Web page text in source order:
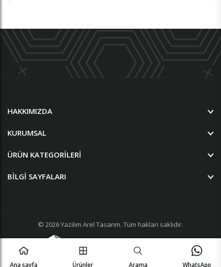
Ana sayfa Ürünler Arama WhatsApp
HAKKIMIZDA
KURUMSAL
ÜRÜN KATEGORILERI
BILGI SAYFALARI
© 2026Yazılım Arel Tasarım. Tüm hakları saklıdır.